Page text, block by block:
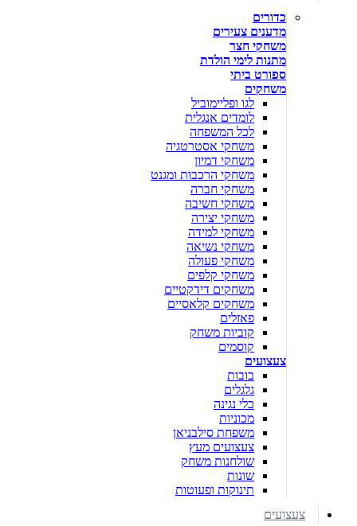
כדורים
מדענים צעירים
משחקי חצר
מתנות לימי הולדת
ספורט ביתי
משחקים
לגו ופליימוביל
לומדים אנגלית
לכל המשפחה
משחקי אסטרטגיה
משחקי דמיון
משחקי הרכבות ומגנט
משחקי חברה
משחקי חשיבה
משחקי יצירה
משחקי למידה
משחקי נשיאה
משחקי פעולה
משחקי קלפים
משחקים דידקטיים
משחקים קלאסיים
פאזלים
קוביות משחק
קוסמים
צעצועים
בובות
גלגלים
כלי נגינה
מכוניות
משפחת סילבניאן
צעצועים מעץ
שולחנות משחק
שונות
תינוקות ופעוטות
צעצועים